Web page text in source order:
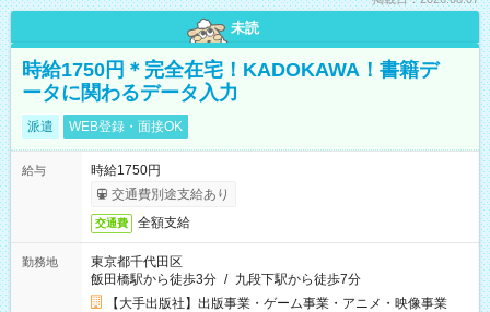
未読
時給1750円＊完全在宅！KADOKAWA！書籍デ
ータに関わるデータ入力
派遣 WEB登録・面接OK
給与
時給1750円
交通費別途支給あり
交通費 全額支給
勤務地
東京都千代田区
飯田橋駅から徒歩3分 / 九段下駅から徒歩7分
【大手出版社】出版事業・ゲーム事業・アニメ・映像事業